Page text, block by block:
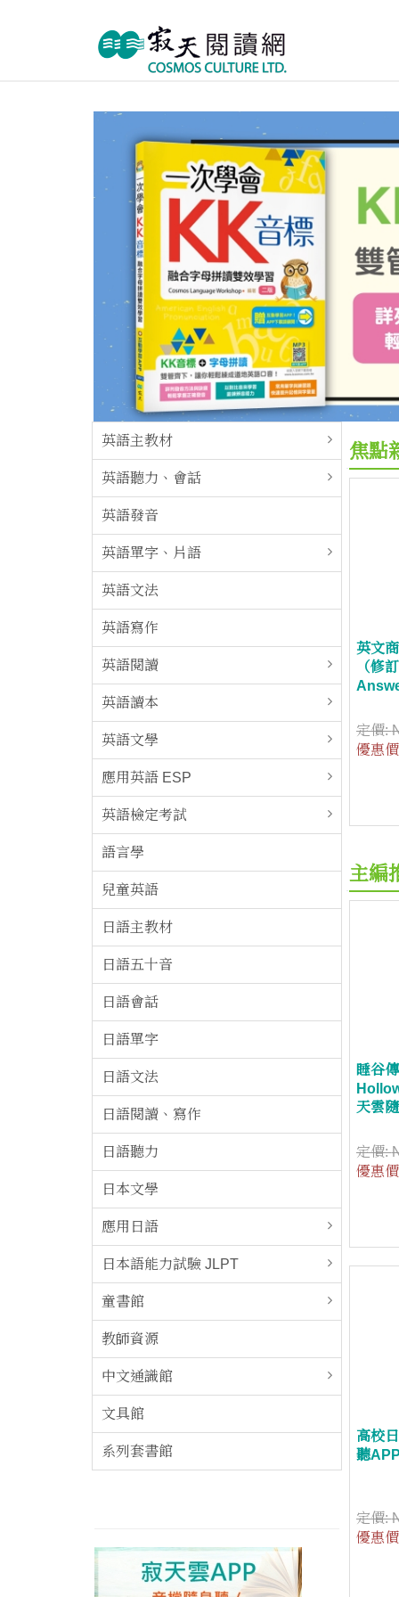
英語主教材
英語聽力、會話
英語發音
英語單字、片語
英語文法
英語寫作
英語閱讀
英語讀本
英語文學
應用英語 ESP
英語檢定考試
語言學
兒童英語
日語主教材
日語五十音
日語會話
日語單字
日語文法
日語閱讀、寫作
日語聽力
日本文學
應用日語
日本語能力試驗 JLPT
童書館
教師資源
中文通識館
文具館
系列套書館
焦點
英文
（修
定價:
優惠
主編
睡谷
天雲
定價:
優惠
高校
聽
定價:
優惠